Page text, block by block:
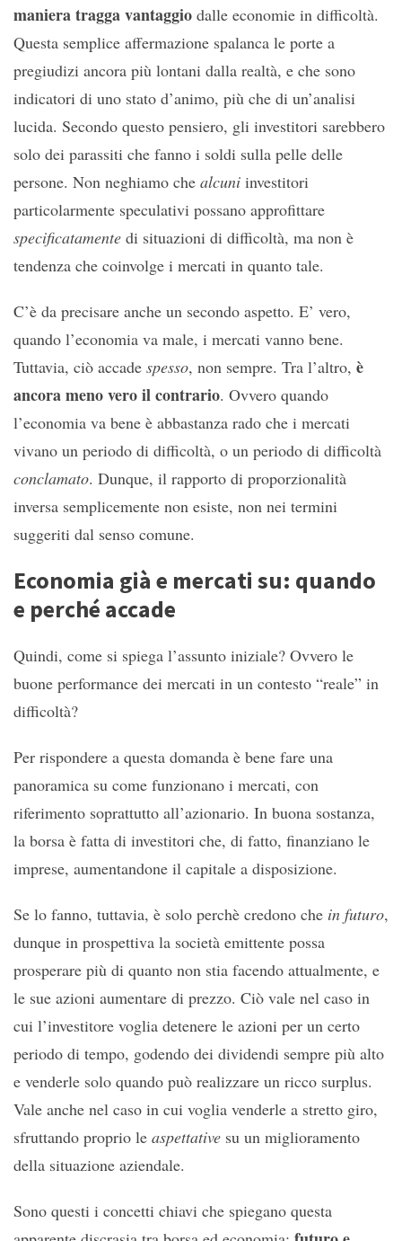
maniera tragga vantaggio dalle economie in difficoltà.
Questa semplice affermazione spalanca le porte a
pregiudizi ancora più lontani dalla realtà, e che sono
indicatori di uno stato d’animo, più che di un’analisi
lucida. Secondo questo pensiero, gli investitori sarebbero
solo dei parassiti che fanno i soldi sulla pelle delle
persone. Non neghiamo che alcuni investitori
particolarmente speculativi possano approfittare
specificatamente di situazioni di difficoltà, ma non è
tendenza che coinvolge i mercati in quanto tale.
C’è da precisare anche un secondo aspetto. E’ vero,
quando l’economia va male, i mercati vanno bene.
Tuttavia, ciò accade spesso, non sempre. Tra l’altro, è
ancora meno vero il contrario. Ovvero quando
l’economia va bene è abbastanza rado che i mercati
vivano un periodo di difficoltà, o un periodo di difficoltà
conclamato. Dunque, il rapporto di proporzionalità
inversa semplicemente non esiste, non nei termini
suggeriti dal senso comune.
Economia già e mercati su: quando
e perché accade
Quindi, come si spiega l’assunto iniziale? Ovvero le
buone performance dei mercati in un contesto “reale” in
difficoltà?
Per rispondere a questa domanda è bene fare una
panoramica su come funzionano i mercati, con
riferimento soprattutto all’azionario. In buona sostanza,
la borsa è fatta di investitori che, di fatto, finanziano le
imprese, aumentandone il capitale a disposizione.
Se lo fanno, tuttavia, è solo perchè credono che in futuro,
dunque in prospettiva la società emittente possa
prosperare più di quanto non stia facendo attualmente, e
le sue azioni aumentare di prezzo. Ciò vale nel caso in
cui l’investitore voglia detenere le azioni per un certo
periodo di tempo, godendo dei dividendi sempre più alto
e venderle solo quando può realizzare un ricco surplus.
Vale anche nel caso in cui voglia venderle a stretto giro,
sfruttando proprio le aspettative su un miglioramento
della situazione aziendale.
Sono questi i concetti chiavi che spiegano questa